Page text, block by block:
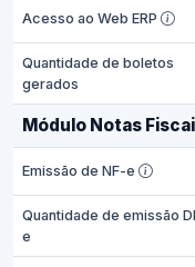
Acesso ao Web ERP
Quantidade de boletos
gerados
Módulo Notas
Emissão de NF-e
Quantidade de emissão
e